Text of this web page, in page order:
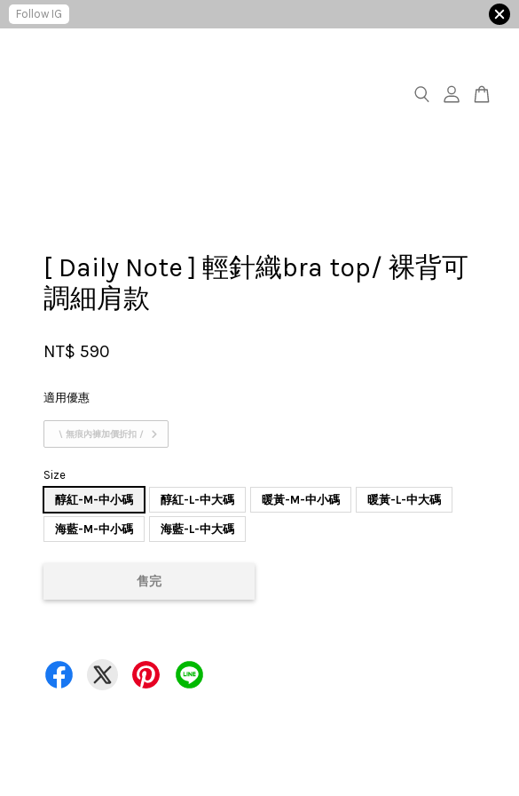
Follow IG
[ Daily Note ] 輕針織bra top/ 裸背可
調細肩款
NT$ 590
適用優惠
\ 無痕內褲加價折扣 /
Size
醇紅-M-中小碼
醇紅-L-中大碼 暖黃-M-中小碼 暖黃-L-中大碼
海藍-M-中小碼 海藍-L-中大碼
售完